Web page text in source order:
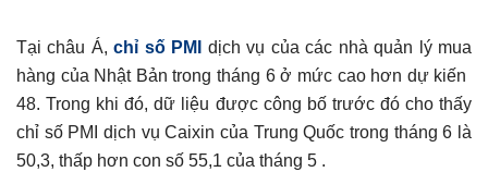
Tại châu Á,chỉ số PMI
dịch vụ của các nhà quản lý mua
hàng của Nhật Bản trong tháng 6 ở mức cao hơn dự kiến ​​
48. Trong khi đó, dữ liệu được công bố trước đó cho thấy
chỉ số PMI dịch vụ Caixin của Trung Quốc trong tháng 6 là
50,3, thấp hơn con số 55,1 của tháng 5 .